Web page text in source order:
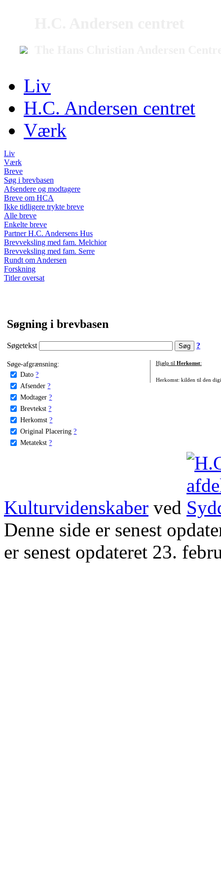
Liv
H.C. Andersen centret
Værk
Liv
Værk
Breve
Søg i brevbasen
Afsendere og modtagere
Breve om HCA
Ikke tidligere trykte breve
Alle breve
Enkelte breve
Partner H.C. Andersens Hus
Brevveksling med fam. Melchior
Brevveksling med fam. Serre
Rundt om Andersen
Forskning
Titler oversat
Søgning i brevbasen
Søgetekst ?
Søge-afgrænsning:
Dato ?
Afsender ?
Modtager ?
Brevtekst ?
Herkomst ?
Original Placering ?
Metatekst ?
Hjælp til Herkomst:
Herkomst: kilden til den
Kulturvidenskaber ved
Denne side er senest
er senest opdateret 23.